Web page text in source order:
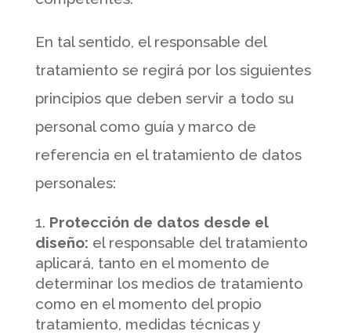
En tal sentido, el responsable del
tratamiento se regirá por los siguientes
principios que deben servir a todo su
personal como guía y marco de
referencia en el tratamiento de datos
personales:
Protección de datos desde el
diseño: el responsable del tratamiento
aplicará, tanto en el momento de
determinar los medios de tratamiento
como en el momento del propio
tratamiento, medidas técnicas y